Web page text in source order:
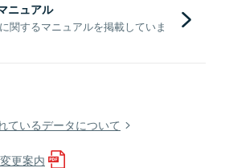
ニュアル
関するマニュアルを掲載していま
ているデータについて
更案内